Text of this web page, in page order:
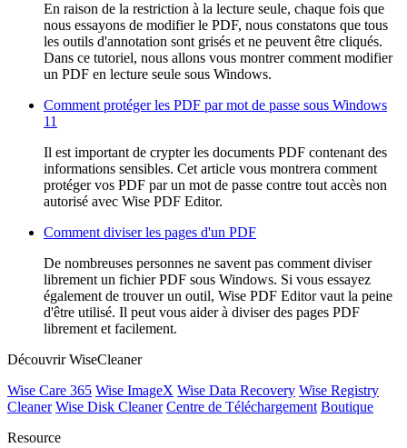
En raison de la restriction à la lecture seule, chaque fois que
nous essayons de modifier le PDF, nous constatons que tous
les outils d'annotation sont grisés et ne peuvent être cliqués.
Dans ce tutoriel, nous allons vous montrer comment modifier
un PDF en lecture seule sous Windows.
Comment protéger les PDF par mot de passe sous Windows
11
Il est important de crypter les documents PDF contenant des
informations sensibles. Cet article vous montrera comment
protéger vos PDF par un mot de passe contre tout accès non
autorisé avec Wise PDF Editor.
Comment diviser les pages d'un PDF
De nombreuses personnes ne savent pas comment diviser
librement un fichier PDF sous Windows. Si vous essayez
également de trouver un outil, Wise PDF Editor vaut la peine
d'être utilisé. Il peut vous aider à diviser des pages PDF
librement et facilement.
Découvrir WiseCleaner
Wise Care 365 Wise ImageX Wise Data Recovery Wise Registry
Cleaner Wise Disk Cleaner Centre de Téléchargement Boutique
Resource